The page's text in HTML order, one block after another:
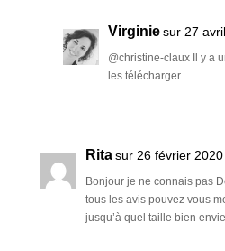
Virginie sur 27
@christine-claux Il y a
les télécharger
Rita sur 26 février
Bonjour je ne connais pas
tous les avis pouvez vous
jusqu’à quel taille bien